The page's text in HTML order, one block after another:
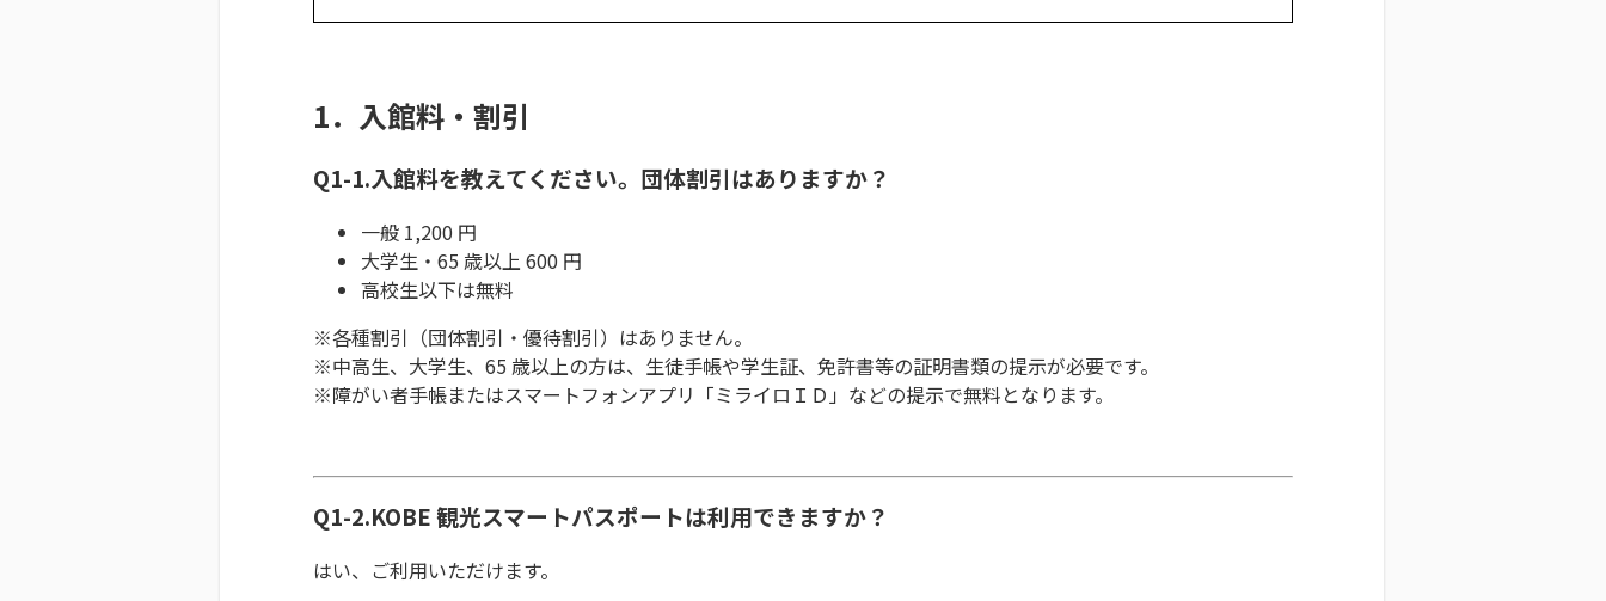
1．入館料・割引
Q1-1.入館料を教えてください。団体割引はありますか？
一般 1,200 円
大学生・65 歳以上 600 円
高校生以下は無料
※各種割引（団体割引・優待割引）はありません。
※中高生、大学生、65 歳以上の方は、生徒手帳や学生証、免許書等の証明書類の提示が必要です。
※障がい者手帳またはスマートフォンアプリ「ミライロＩＤ」などの提示で無料となります。
Q1-2.KOBE 観光スマートパスポートは利用できますか？
はい、ご利用いただけます。